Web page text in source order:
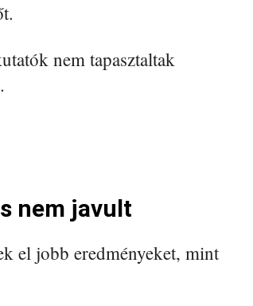
nem tapasztaltak
nem javult
el jobb eredményeket, mint